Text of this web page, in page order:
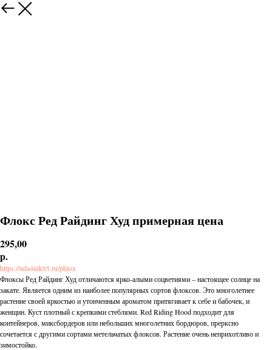
Флокс Ред Райдинг Худ примерная цена
295,00
р.
https://uda4nik65.ru/phlox
Флоксы Ред Райдинг Худ отличаются ярко-алыми соцветиями – настоящее солнце на
закате. Является одним из наиболее популярных сортов флоксов. Это многолетнее
растение своей яркостью и утонченным ароматом притягивает к себе и бабочек, и
женщин. Куст плотный с крепкими стеблями. Red Riding Hood подходит для
контейнеров, миксбордеров или небольших многолетних бордюров, прерксно
сочетается с другими сортами метельчатых флоксов. Растение очень неприхотливо и
зимостойко.